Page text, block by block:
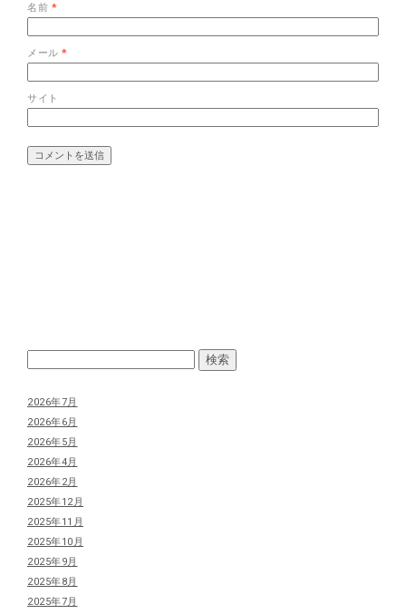
名前 *
メール *
サイト
2026年7月
2026年6月
2026年5月
2026年4月
2026年2月
2025年12月
2025年11月
2025年10月
2025年9月
2025年8月
2025年7月